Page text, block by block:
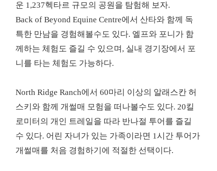
운 1,237헥타르 규모의 공원을 탐험해 보자.
Back of Beyond Equine Centre에서 산타와 함께 독
특한 만남을 경험해볼수도 있다. 엘프와 포니가 함
께하는 체험도 즐길 수 있으며, 실내 경기장에서 포
니를 타는 체험도 가능하다.
North Ridge Ranch에서 60마리 이상의 알래스칸 허
스키와 함께 개썰매 모험을 떠나볼수도 있다. 20킬
로미터의 개인 트레일을 따라 반나절 투어를 즐길
수 있다. 어린 자녀가 있는 가족이라면 1시간 투어가
개썰매를 처음 경험하기에 적절한 선택이다.